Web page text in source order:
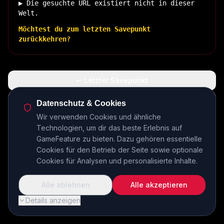
▶ Die gesuchte URL existiert nicht in dieser
Welt.
Möchtest du zum letzten Savepunkt
zurückkehren?
🏠 Zurück zur Basis
INSERT COIN TO CONTINUE...
Datenschutz & Cookies
Wir verwenden Cookies und ähnliche
Technologien, um dir das beste Erlebnis auf
GameFeature zu bieten. Dazu gehören essentielle
Cookies für den Betrieb der Seite sowie optionale
Cookies für Analysen und personalisierte Inhalte.
Details anzeigen
Alle ablehnen Alle akzeptieren